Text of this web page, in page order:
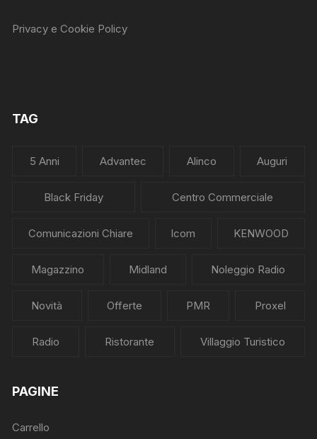
Privacy e Cookie Policy
TAG
5 Anni Advantec Alinco Auguri
Black Friday Centro Commerciale
Comunicazioni Chiare Icom KENWOOD
Magazzino Midland Noleggio Radio
Novità Offerte PMR Proxel
Radio Ristorante Villaggio Turistico
PAGINE
Carrello